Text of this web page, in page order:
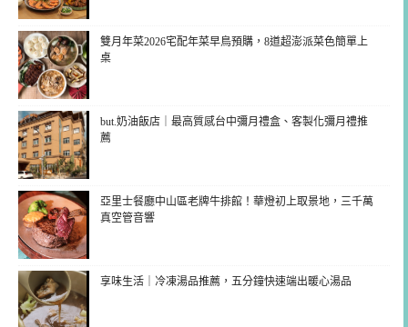
雙月年菜2026宅配年菜早鳥預購，8道超澎派菜色簡單上
桌
but.奶油飯店｜最高質感台中彌月禮盒、客製化彌月禮推
薦
亞里士餐廳中山區老牌牛排館！華燈初上取景地，三千萬
真空管音響
享味生活｜冷凍湯品推薦，五分鐘快速端出暖心湯品